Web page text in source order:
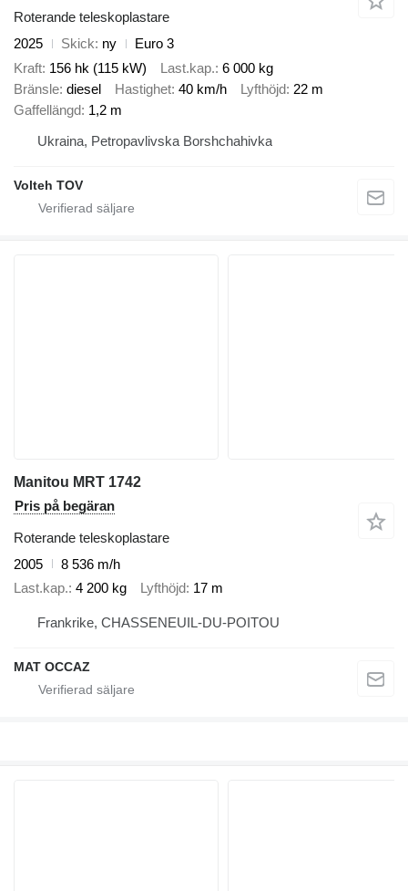
Roterande teleskoplastare
2025
Skick ny
Euro 3
Kraft 156 hk (115 kW) Last.kap. 6 000 kg
Bränsle diesel Hastighet 40 km/h Lyfthöjd 22 m
Gaffellängd 1,2 m
Ukraina, Petropavlivska Borshchahivka
Volteh TOV
Manitou MRT 1742
Pris på begäran
Roterande teleskoplastare
2005
8 536 m/h
Last.kap. 4 200 kg Lyfthöjd 17 m
Frankrike, CHASSENEUIL-DU-POITOU
MAT OCCAZ